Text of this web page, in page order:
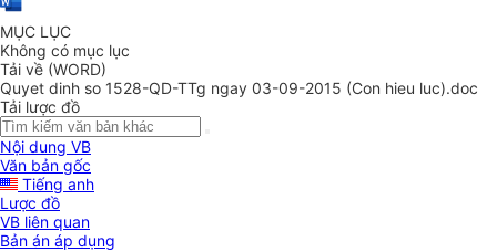
MỤC LỤC
Không có mục lục
Tải về (WORD)
Quyet dinh so 1528-QD-TTg ngay 03-09-2015 (Con hieu luc).doc
Tải lược đồ
Nội dung VB
Văn bản gốc
Tiếng anh
Lược đồ
VB liên quan
Bản án áp dụng